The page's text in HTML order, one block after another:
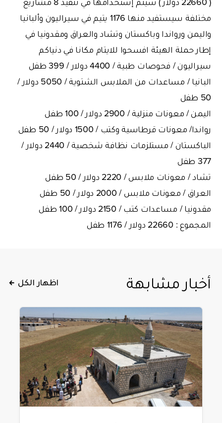
مختلفة سيستفيد منها 1176 يتيم في سيراليون وألبانيا
واليمن ورواندا وباكستان وتشاد والعراق ومقدونيا في
إطار حملة الهيئة افسحوا للايتام مكانا في دنياكم
سيراليون / فحوصات طبية / 4400 دولار / 399 طفل
البانيا / مساعدات من الملابس الشتوية / 5050 دولار /
50 طفل
اليمن / معونات منزلية / 2900 دولار / 100 طفل
رواندا/ معونات قرطاسية وكتب / 1500 دولار / 50 طفل
الباكستان / مستلزمات نظافة شخصية / 2440 دولار /
377 طفل
تشاد / معونات ملابس / 2220 دولار / 50 طفل
العراق / معونات ملابس / 2000 دولار / 50 طفل
مقدونيا / مساعدات كتب / 2150 دولار / 100 طفل
المجموع : 22660 دولار / 1176 طفل
أخبار مشابهة اظهار الكل